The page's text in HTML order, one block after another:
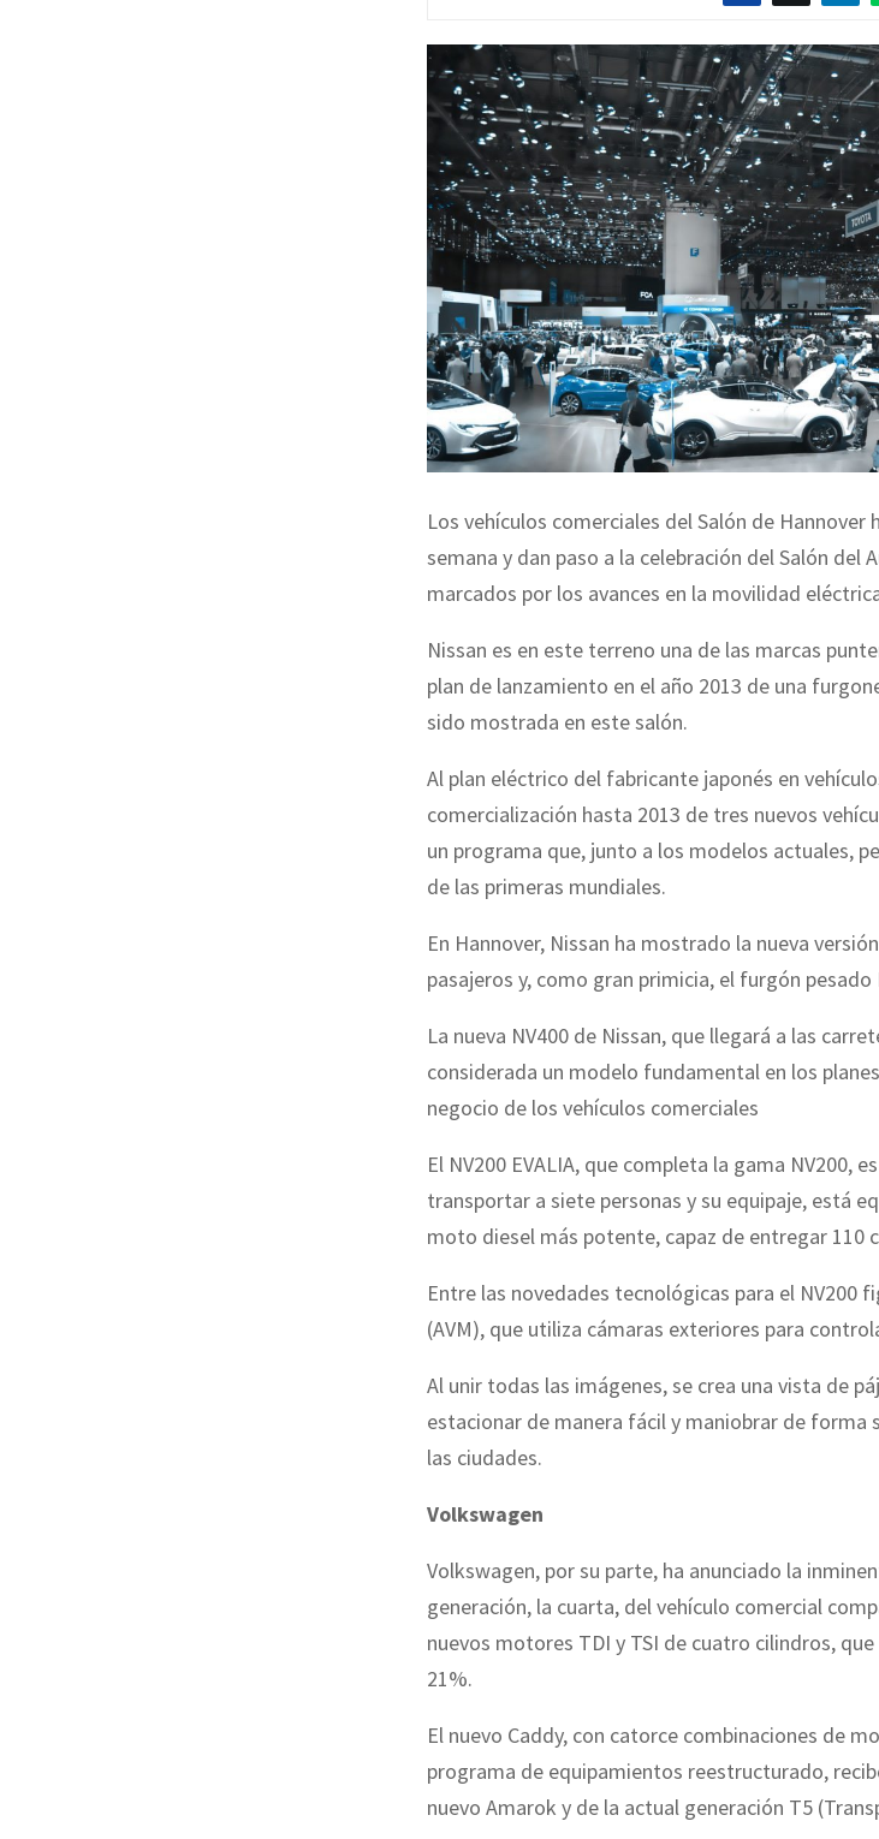
Los vehículos comerciales del Salón de
semana y dan paso a la celebración del Salón del
marcados por los avances en la movilidad
Nissan es en este terreno una de las marcas
plan de lanzamiento en el año 2013 de una
sido mostrada en este salón.
Al plan eléctrico del fabricante japonés en
comercialización hasta 2013 de tres nuevos
un programa que, junto a los modelos actuales,
de las primeras mundiales.
En Hannover, Nissan ha mostrado la nueva
pasajeros y, como gran primicia, el furgón pesado
La nueva NV400 de Nissan, que llegará a las
considerada un modelo fundamental en los
negocio de los vehículos comerciales
El NV200 EVALIA, que completa la gama NV200,
transportar a siete personas y su equipaje, está
moto diesel más potente, capaz de entregar 110
Entre las novedades tecnológicas para el NV200
(AVM), que utiliza cámaras exteriores para
Al unir todas las imágenes, se crea una vista de
estacionar de manera fácil y maniobrar de forma
las ciudades.
Volkswagen
Volkswagen, por su parte, ha anunciado la
generación, la cuarta, del vehículo comercial
nuevos motores TDI y TSI de cuatro cilindros,
21%.
El nuevo Caddy, con catorce combinaciones de
programa de equipamientos reestructurado,
nuevo Amarok y de la actual generación T5